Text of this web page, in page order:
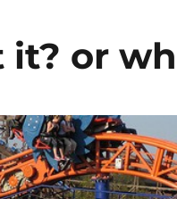
it? or